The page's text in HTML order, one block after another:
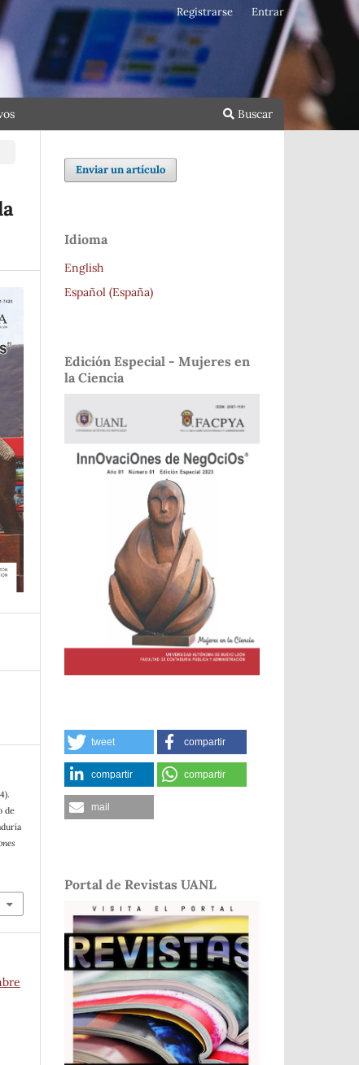
Buscar
Registrarse Entrar
de
Enviar un artículo
Idioma
English
Español (España)
Edición Especial - Mujeres en
la Ciencia
tweet compartir
compartir compartir
mail
Portal de Revistas UANL